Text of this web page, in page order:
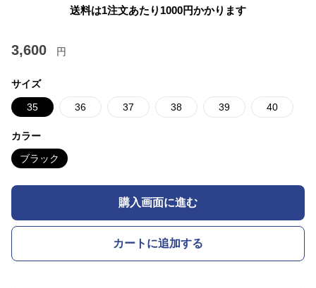
送料は1注文あたり 1000円かかります
3,600 円
サイズ
35 36 37 38 39 40
カラー
ブラック
購入画面に進む
カートに追加する